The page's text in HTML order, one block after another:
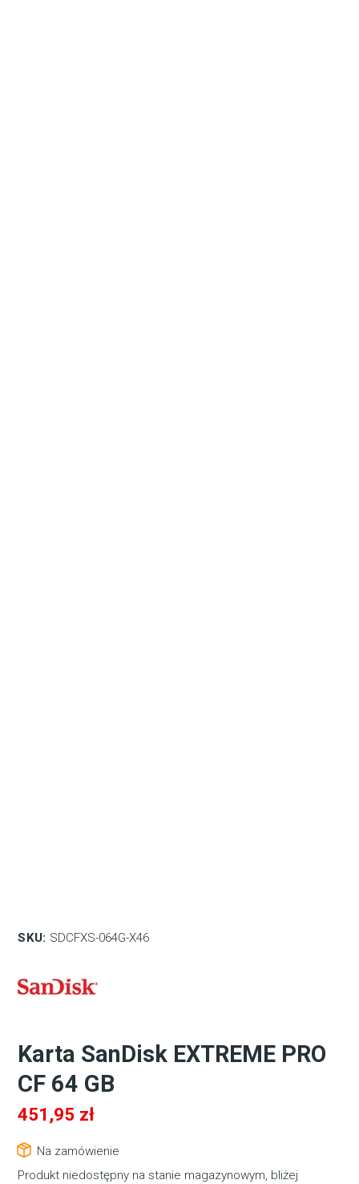
SKU: SDCFXS-064G-X46
Karta SanDisk EXTREME PRO
CF 64 GB
451,95 zł
Na zamówienie
Produkt niedostępny na stanie magazynowym, bliżej